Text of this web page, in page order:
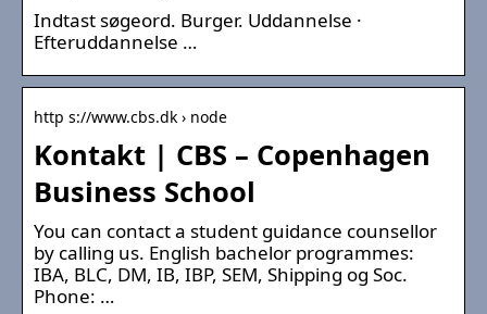
Indtast søgeord. Burger. Uddannelse ·
Efteruddannelse …
http s://www.cbs.dk › node
Kontakt | CBS – Copenhagen
Business School
You can contact a student guidance counsellor
by calling us. English bachelor programmes:
IBA, BLC, DM, IB, IBP, SEM, Shipping og Soc.
Phone: …